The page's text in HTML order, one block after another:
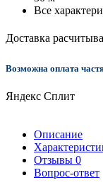
Все
Доставка
Возможна оплата
Яндекс Сплит
Описание
Отзывы 0
Вопрос-ответ